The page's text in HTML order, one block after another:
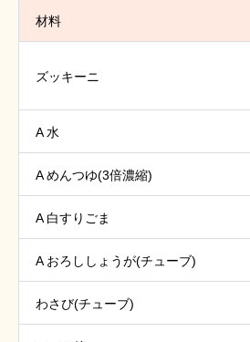
材料
ズッキーニ
A 水
A めんつゆ(3倍濃縮)
A 白すりごま
A おろししょうが(チューブ)
わさび(チューブ)